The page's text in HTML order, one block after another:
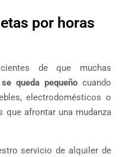
por horas
de que muchas
queda pequeño cuando
electrodomésticos o
que afrontar una mudanza
servicio de alquiler de